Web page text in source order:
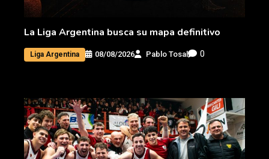
La Liga Argentina busca su mapa definitivo
Liga Argentina 08/08/2026 Pablo Tosal 0